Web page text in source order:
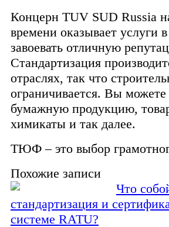
Концерн TUV SUD Russia
времени оказывает услуги
завоевать отличную
Стандартизация
отраслях, так что
ограничивается. Вы
бумажную продукцию,
химикаты и так далее.
ТЮФ – это выбор
Похожие записи
Что
стандартизация и
системе RATU?